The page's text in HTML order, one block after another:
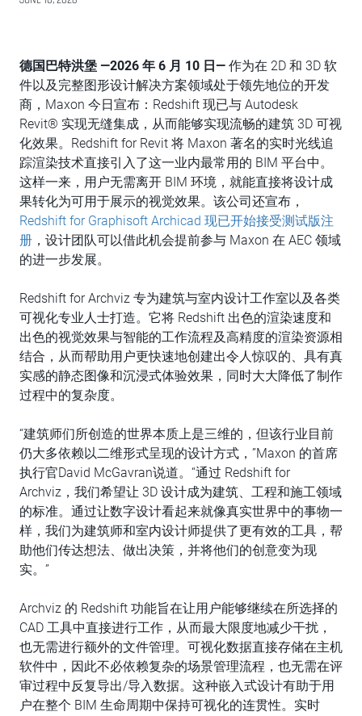
德国巴特洪堡 —2026 年 6 月 10 日— 作为在 2D 和 3D 软
件以及完整图形设计解决方案领域处于领先地位的开发
商，Maxon 今日宣布：Redshift 现已与 Autodesk
Revit® 实现无缝集成，从而能够实现流畅的建筑 3D 可视
化效果。Redshift for Revit 将 Maxon 著名的实时光线追
踪渲染技术直接引入了这一业内最常用的 BIM 平台中。
这样一来，用户无需离开 BIM 环境，就能直接将设计成
果转化为可用于展示的视觉效果。该公司还宣布，
Redshift for Graphisoft Archicad 现已开始接受测试版注
册 ，设计团队可以借此机会提前参与 Maxon 在 AEC 领域
的进一步发展。
Redshift for Archviz 专为建筑与室内设计工作室以及各类
可视化专业人士打造。它将 Redshift 出色的渲染速度和
出色的视觉效果与智能的工作流程及高精度的渲染资源相
结合，从而帮助用户更快速地创建出令人惊叹的、具有真
实感的静态图像和沉浸式体验效果，同时大大降低了制作
过程中的复杂度。
“建筑师们所创造的世界本质上是三维的，但该行业目前
仍大多依赖以二维形式呈现的设计方式，”Maxon 的首席
执行官David McGavran说道。“通过 Redshift for
Archviz，我们希望让 3D 设计成为建筑、工程和施工领域
的标准。通过让数字设计看起来就像真实世界中的事物一
样，我们为建筑师和室内设计师提供了更有效的工具，帮
助他们传达想法、做出决策，并将他们的创意变为现
实。”
Archviz 的 Redshift 功能旨在让用户能够继续在所选择的
CAD 工具中直接进行工作，从而最大限度地减少干扰，
也无需进行额外的文件管理。可视化数据直接存储在主机
软件中，因此不必依赖复杂的场景管理流程，也无需在评
审过程中反复导出/导入数据。这种嵌入式设计有助于用
户在整个 BIM 生命周期中保持可视化的连贯性。实时